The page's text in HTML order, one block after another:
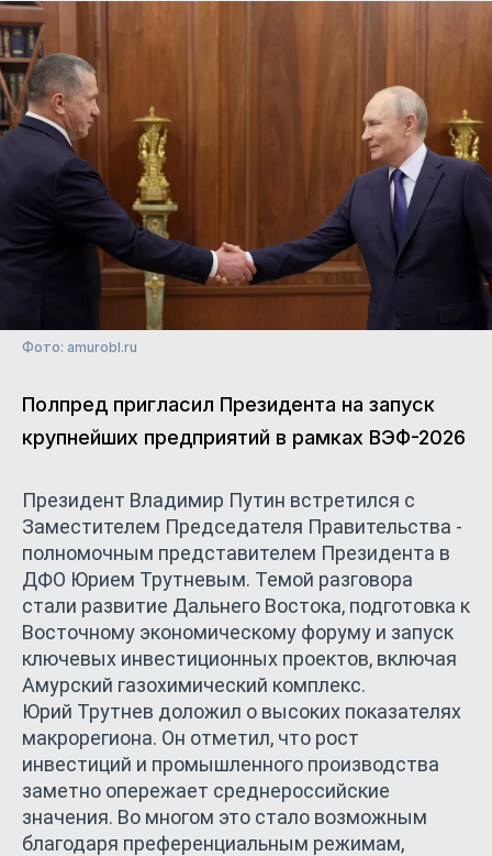
Фото: amurobl.ru
Полпред пригласил Президента на запуск
крупнейших предприятий в рамках ВЭФ-2026
Президент Владимир Путин встретился с
Заместителем Председателя Правительства -
полномочным представителем Президента в
ДФО Юрием Трутневым. Темой разговора
стали развитие Дальнего Востока, подготовка к
Восточному экономическому форуму и запуск
ключевых инвестиционных проектов, включая
Амурский газохимический комплекс.
Юрий Трутнев доложил о высоких показателях
макрорегиона. Он отметил, что рост
инвестиций и промышленного производства
заметно опережает среднероссийские
значения. Во многом это стало возможным
благодаря преференциальным режимам,